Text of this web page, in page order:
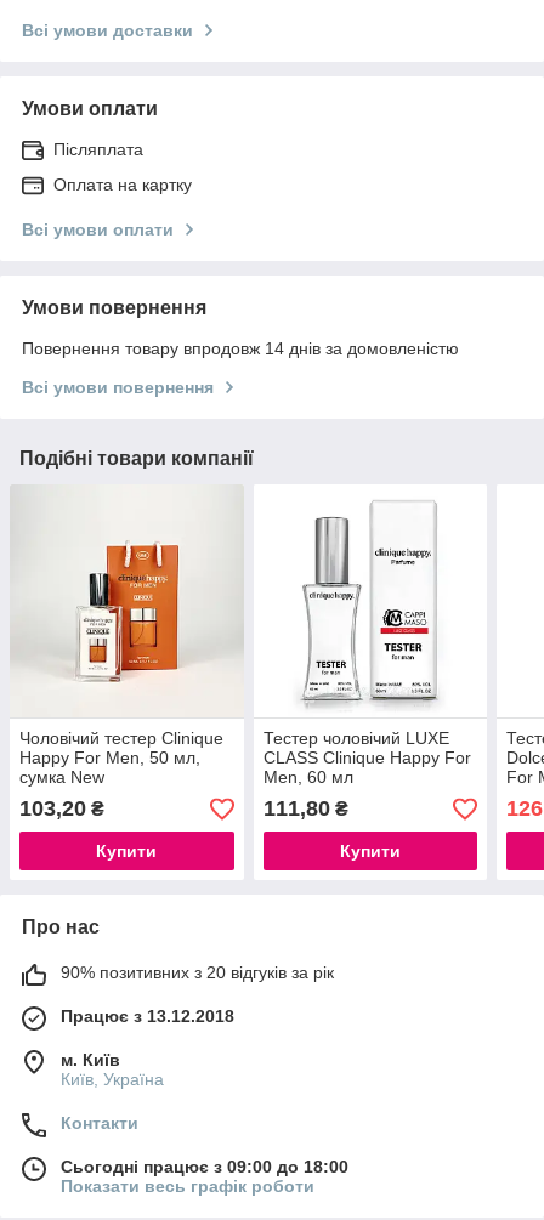
Всі умови доставки
Умови оплати
Післяплата
Оплата на картку
Всі умови оплати
Умови повернення
Повернення товару впродовж 14 днів за домовленістю
Всі умови повернення
Подібні товари компанії
Чоловічий тестер Clinique
Happy For Men, 50 мл,
сумка New
103,20 ₴
Купити
Тестер чоловічий LUXE
CLASS Clinique Happy For
Men, 60 мл
111,80₴
Купити
For
Про нас
90% позитивних з 20 відгуків за рік
Працює з 13.12.2018
м. Київ
Київ, Україна
Контакти
Сьогодні працює з 09:00 до 18:00
Показати весь графік роботи